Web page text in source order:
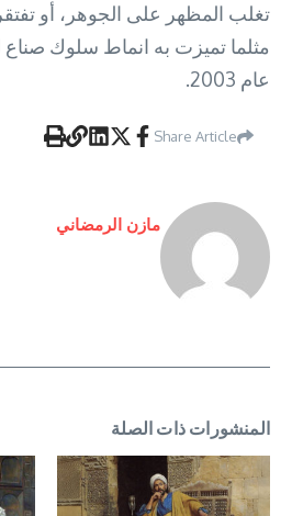
تغلب المظهر على الجوهر، أو تفتقر
مثلما تميزت به انماط سلوك صناع
عام 2003.
Share Article
مازن الرمضاني
المنشورات ذات الصلة